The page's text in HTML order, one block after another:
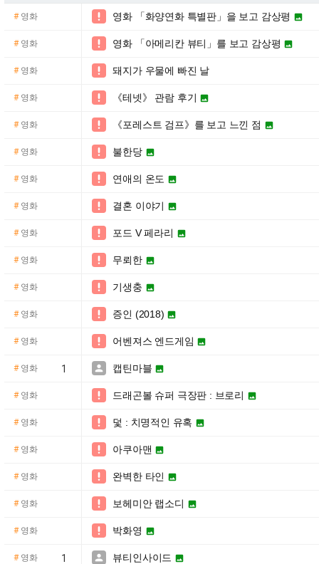
#영화  영화 「화양연화 특별판」을 보고 감상평 
#영화  영화 「아메리칸 뷰티」를 보고 감상평 
#영화  돼지가 우물에 빠진 날
#영화  《테넷》 관람 후기 
#영화  《포레스트 검프》를 보고 느낀 점 
#영화  불한당 
#영화  연애의 온도 
#영화  결혼 이야기 
#영화  포드 V 페라리 
#영화  무뢰한 
#영화  기생충 
#영화  증인 (2018) 
#영화  어벤져스 엔드게임 
#영화 1  캡틴마블 
#영화  드래곤볼 슈퍼 극장판 : 브로리 
#영화  덫 : 치명적인 유혹 
#영화  아쿠아맨 
#영화  완벽한 타인 
#영화  보헤미안 랩소디 
#영화  박화영 
#영화 1  뷰티인사이드 